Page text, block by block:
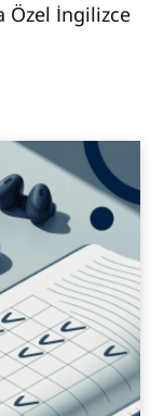
Özel İngilizce